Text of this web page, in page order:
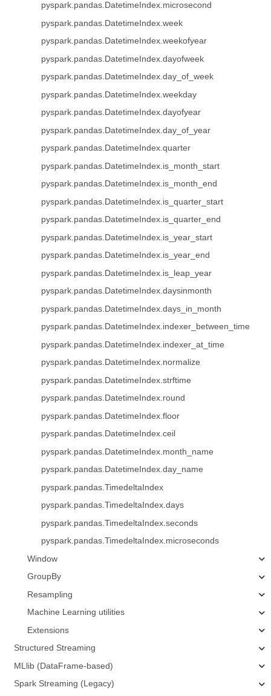
pyspark.pandas.DatetimeIndex.microsecond
pyspark.pandas.DatetimeIndex.week
pyspark.pandas.DatetimeIndex.weekofyear
pyspark.pandas.DatetimeIndex.dayofweek
pyspark.pandas.DatetimeIndex.day_of_week
pyspark.pandas.DatetimeIndex.weekday
pyspark.pandas.DatetimeIndex.dayofyear
pyspark.pandas.DatetimeIndex.day_of_year
pyspark.pandas.DatetimeIndex.quarter
pyspark.pandas.DatetimeIndex.is_month_start
pyspark.pandas.DatetimeIndex.is_month_end
pyspark.pandas.DatetimeIndex.is_quarter_start
pyspark.pandas.DatetimeIndex.is_quarter_end
pyspark.pandas.DatetimeIndex.is_year_start
pyspark.pandas.DatetimeIndex.is_year_end
pyspark.pandas.DatetimeIndex.is_leap_year
pyspark.pandas.DatetimeIndex.daysinmonth
pyspark.pandas.DatetimeIndex.days_in_month
pyspark.pandas.DatetimeIndex.indexer_between_time
pyspark.pandas.DatetimeIndex.indexer_at_time
pyspark.pandas.DatetimeIndex.normalize
pyspark.pandas.DatetimeIndex.strftime
pyspark.pandas.DatetimeIndex.round
pyspark.pandas.DatetimeIndex.floor
pyspark.pandas.DatetimeIndex.ceil
pyspark.pandas.DatetimeIndex.month_name
pyspark.pandas.DatetimeIndex.day_name
pyspark.pandas.TimedeltaIndex
pyspark.pandas.TimedeltaIndex.days
pyspark.pandas.TimedeltaIndex.seconds
pyspark.pandas.TimedeltaIndex.microseconds
Window
GroupBy
Resampling
Machine Learning utilities
Extensions
Structured Streaming
MLlib (DataFrame-based)
Spark Streaming (Legacy)